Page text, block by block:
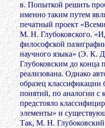
в. Попыткой решить
именно таким путем
печатный проект
М. Н. Глубоковского.
философской
научного языка» (Э. К.
Глубоковским до конца
реализована. Однако
образец классификации
понятий, по аналогии с
предстояло
элементы» и
Так, М. Н.